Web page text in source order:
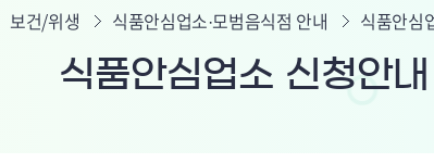
보건/위생 식품안심업소·모범음식점 안내 식품안심
식품안심업소 신청안내